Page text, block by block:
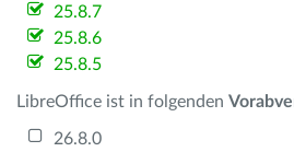
25.8.7
25.8.6
25.8.5
LibreOffice ist in folgenden
26.8.0